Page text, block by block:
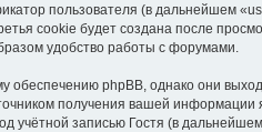
пользователя (в дальнейшем
cookie будет создана после
удобство работы с форумами.
phpBB, однако они
получения вашей информации
учётной записью Гостя (в